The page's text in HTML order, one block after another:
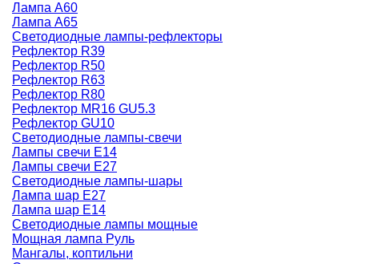
Лампа A60
Лампа A65
Светодиодные лампы-рефлекторы
Рефлектор R39
Рефлектор R50
Рефлектор R63
Рефлектор R80
Рефлектор MR16 GU5.3
Рефлектор GU10
Светодиодные лампы-свечи
Лампы свечи Е14
Лампы свечи Е27
Светодиодные лампы-шары
Лампа шар E27
Лампа шар Е14
Светодиодные лампы мощные
Мощная лампа Руль
Мангалы, коптильни